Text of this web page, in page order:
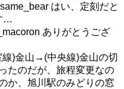
はい、定刻だと
…
ありがとうござ
線)金山→(中央線)金山の切
たのだが、旅程変更なの
か、旭川駅のみどりの窓